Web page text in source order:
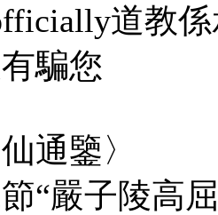
道教
騙您
通鑒〉
“嚴子陵高